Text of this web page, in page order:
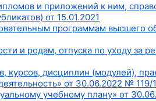
и приложений к ним,
от 15.01.2021
программам высшего
и родам, отпуска по уходу за
дисциплин (модулей),
от 30.06.2022 № 119/1
учебному плану» от